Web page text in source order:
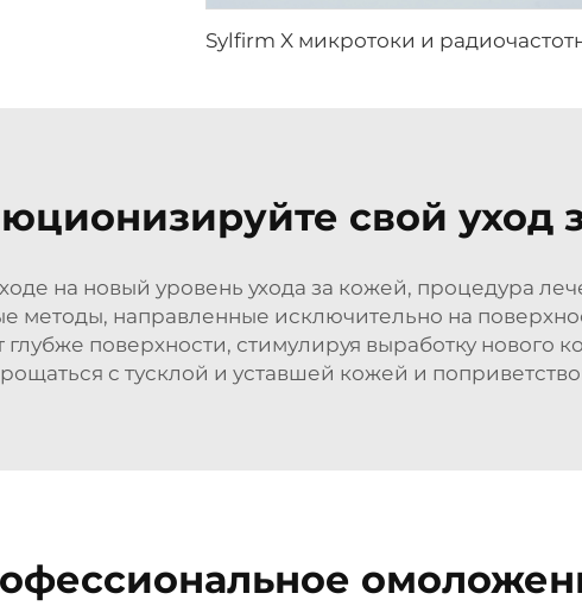
свой уход
на новый уровень ухода за кожей, процедура
методы, направленные исключительно на
глубже поверхности, стимулируя выработку нового
с тусклой и уставшей кожей и